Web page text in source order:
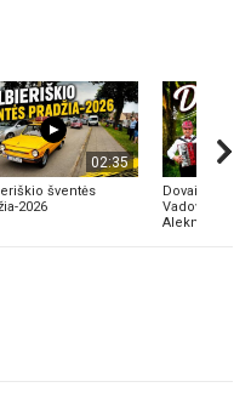
02:35
šventės
2026
Dovainonių
Vadovas
Aleknavičius